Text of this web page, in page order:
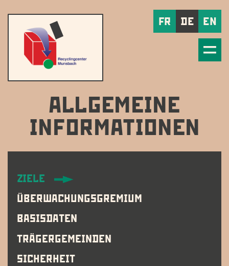
FR DE EN
ALLGEMEINE
INFORMATIONEN
ZIELE
ÜBERWACHUNGSGREMIUM
BASISDATEN
TRÄGERGEMEINDEN
SICHERHEIT